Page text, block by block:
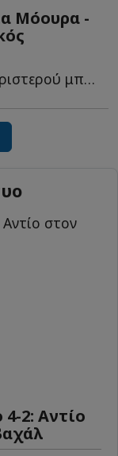
Μόουρα -
Η περίπτωση του Πορτογάλου αριστερού μπακ βρίσκεται σ...
2: Αντίο